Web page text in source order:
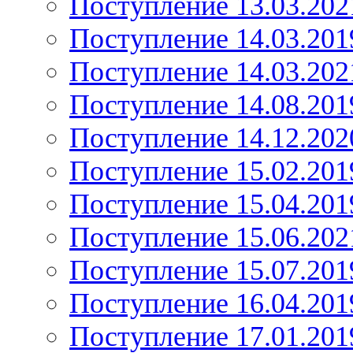
Поступление
Поступление
Поступление
Поступление
Поступление
Поступление
Поступление
Поступление
Поступление
Поступление